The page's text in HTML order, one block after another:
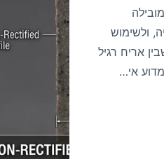
ולשימוש
אריח רגיל